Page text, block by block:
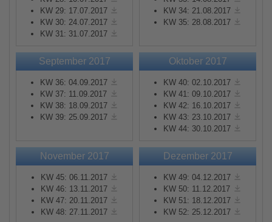
KW 29: 17.07.2017
KW 30: 24.07.2017
KW 31: 31.07.2017
KW 34: 21.08.2017
KW 35: 28.08.2017
September 2017
KW 36: 04.09.2017
KW 37: 11.09.2017
KW 38: 18.09.2017
KW 39: 25.09.2017
Oktober 2017
KW 40: 02.10.2017
KW 41: 09.10.2017
KW 42: 16.10.2017
KW 43: 23.10.2017
KW 44: 30.10.2017
November 2017
KW 45: 06.11.2017
KW 46: 13.11.2017
KW 47: 20.11.2017
KW 48: 27.11.2017
Dezember 2017
KW 49: 04.12.2017
KW 50: 11.12.2017
KW 51: 18.12.2017
KW 52: 25.12.2017